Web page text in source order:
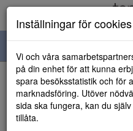
navigation
HEM
Inställningar för cookies
Vi och våra
på din enhet för att kunna
spara besöksstatistik och för
marknadsföring. Utöver
sida ska fungera, kan du
tillåta.